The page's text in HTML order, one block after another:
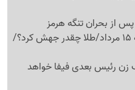
از بحران تنگه هرمز
قیمت طلا و سکه امروز پنجشنبه 15 مرداد/طلا چقدر جهش کرد؟/
یک زن رئیس بعدی فیفا خواهد